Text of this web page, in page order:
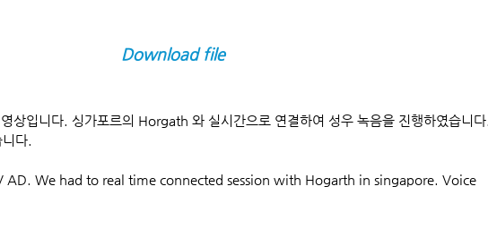
Download file
상입니다. 싱가포르의 Horgath 와 실시간으로 연결하여 성우 녹음을 진행하였습니다.
다.
AD. We had to real time connected session with Hogarth in singapore. Voice